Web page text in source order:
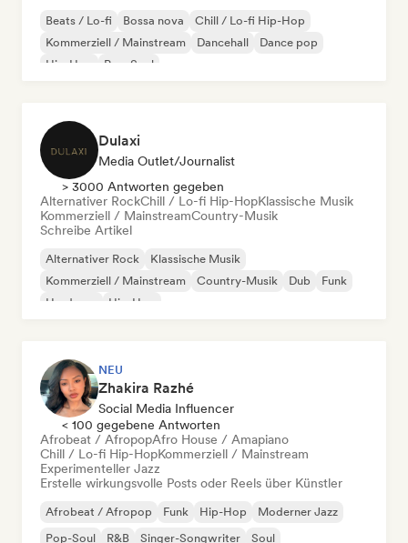
Beats / Lo-fi Bossa nova
Chill / Lo-fi Hip-Hop
Kommerziell / Mainstream
Dancehall
Dance pop
Hip-Hop
Pop-Soul
Dulaxi
Media Outlet/Journalist
> 3000 Antworten gegeben
Alternativer RockChill / Lo-fi Hip-HopKlassische Musik
Kommerziell / MainstreamCountry-Musik
Schreibe Artikel
Alternativer Rock
Klassische Musik
Kommerziell / Mainstream
Country-Musik Dub
Funk
Hardcore
Hip-Hop
NEU
Zhakira Razhé
Social Media Influencer
< 100 gegebene Antworten
Afrobeat / AfropopAfro House / Amapiano
Chill / Lo-fi Hip-HopKommerziell / Mainstream
Experimenteller Jazz
Erstelle wirkungsvolle Posts oder Reels über Künstler
Afrobeat / Afropop Funk Hip-Hop
Moderner Jazz
Pop-Soul
R&B Singer-Songwriter Soul